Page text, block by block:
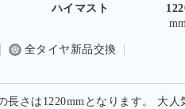
ハイマスト
全タイヤ新品交換
長さは1220mmとなります。 大人